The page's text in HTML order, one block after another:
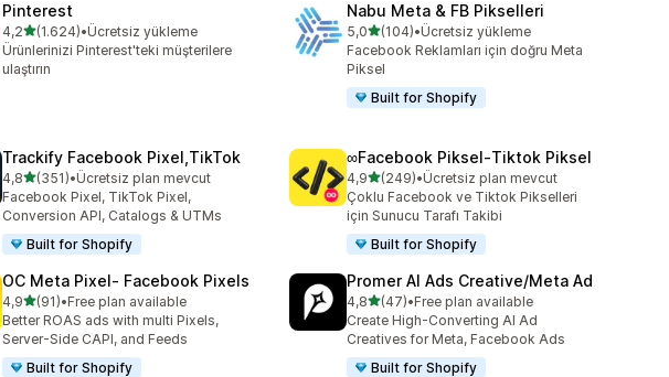
Pinterest
4,25 yıldız üzerinden
(1.624)
toplam 1624 değerlendirme
•Ücretsiz yükleme
Ürünlerinizi Pinterest'teki müşterilere
ulaştırın
Nabu Meta & FB Pikselleri
5,05 yıldız üzerinden
(104)
toplam 104 değerlendirme
•Ücretsiz yükleme
Facebook Reklamları için doğru Meta
Piksel
Built for Shopify
Trackify Facebook Pixel,TikTok
4,85 yıldız üzerinden
(351)
toplam 351 değerlendirme
•Ücretsiz plan mevcut
Facebook Pixel, TikTok Pixel,
Conversion API, Catalogs & UTMs
Built for Shopify
∞Facebook Piksel‑Tiktok Piksel
4,95 yıldız üzerinden
(249)
toplam 249 değerlendirme
•Ücretsiz plan mevcut
Çoklu Facebook ve Tiktok Pikselleri
için Sunucu Tarafı Takibi
Built for Shopify
OC Meta Pixel‑ Facebook Pixels
4,95 yıldız üzerinden
(91)
toplam 91 değerlendirme
•Free plan available
Better ROAS ads with multi Pixels,
Server-Side CAPI, and Feeds
Built for Shopify
Promer AI Ads Creative/Meta Ad
4,85 yıldız üzerinden
(47)
toplam 47 değerlendirme
•Free plan available
Create High-Converting AI Ad
Creatives for Meta, Facebook Ads
Built for Shopify